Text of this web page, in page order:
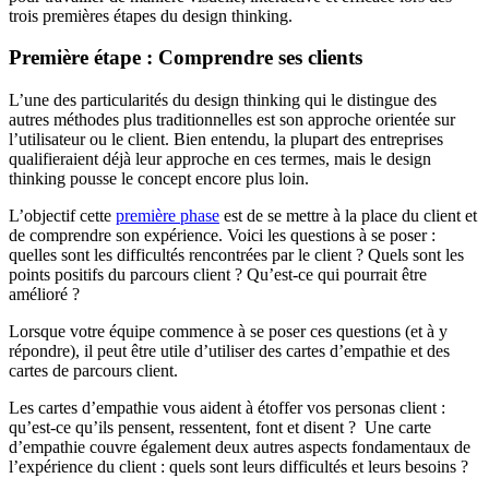
trois premières étapes du design thinking.
Première étape : Comprendre ses clients
L’une des particularités du design thinking qui le distingue des
autres méthodes plus traditionnelles est son approche orientée sur
l’utilisateur ou le client. Bien entendu, la plupart des entreprises
qualifieraient déjà leur approche en ces termes, mais le design
thinking pousse le concept encore plus loin.
L’objectif cette première phase est de se mettre à la place du client et
de comprendre son expérience. Voici les questions à se poser :
quelles sont les difficultés rencontrées par le client ? Quels sont les
points positifs du parcours client ? Qu’est-ce qui pourrait être
amélioré ?
Lorsque votre équipe commence à se poser ces questions (et à y
répondre), il peut être utile d’utiliser des cartes d’empathie et des
cartes de parcours client.
Les cartes d’empathie vous aident à étoffer vos personas client :
qu’est-ce qu’ils pensent, ressentent, font et disent ? Une carte
d’empathie couvre également deux autres aspects fondamentaux de
l’expérience du client : quels sont leurs difficultés et leurs besoins ?